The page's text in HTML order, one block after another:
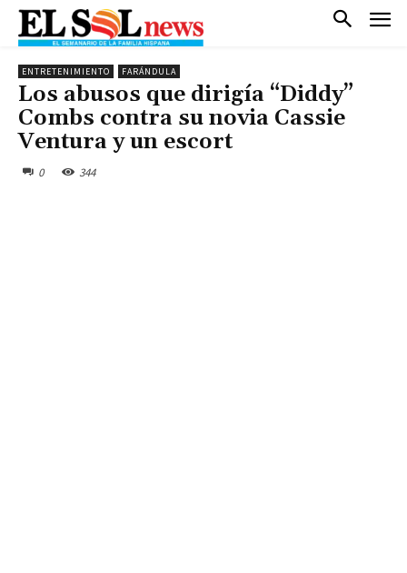
ENTRETENIMIENTO FARÁNDULA
Los abusos que dirigía “Diddy”
Combs contra su novia Cassie
Ventura y un escort
0 344